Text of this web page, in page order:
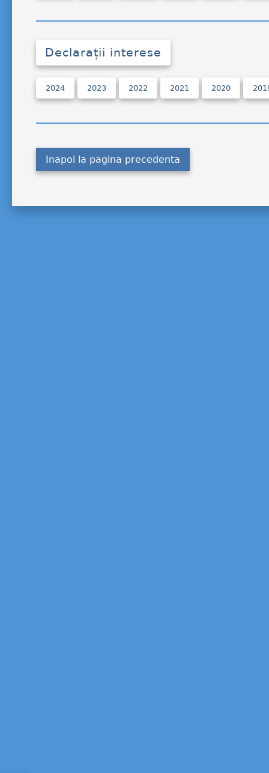
Declarații interese
2024 2023 2022 2021 2020
Inapoi la pagina precedenta